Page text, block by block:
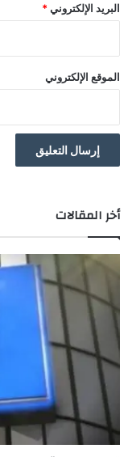
البريد الإلكتروني *
الموقع الإلكتروني
أخر المقالات